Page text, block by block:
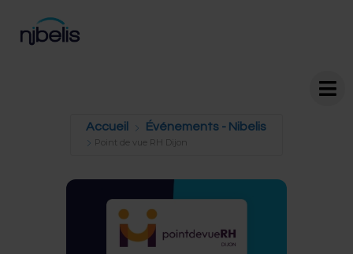
Accueil Événements - Nibelis
Point de vue RH Dijon